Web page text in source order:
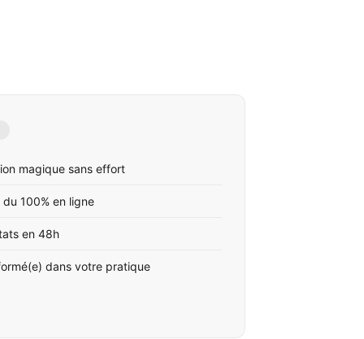
magique sans effort
100% en ligne
en 48h
dans votre pratique